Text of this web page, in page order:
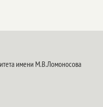
имени М.В.Ломоносова